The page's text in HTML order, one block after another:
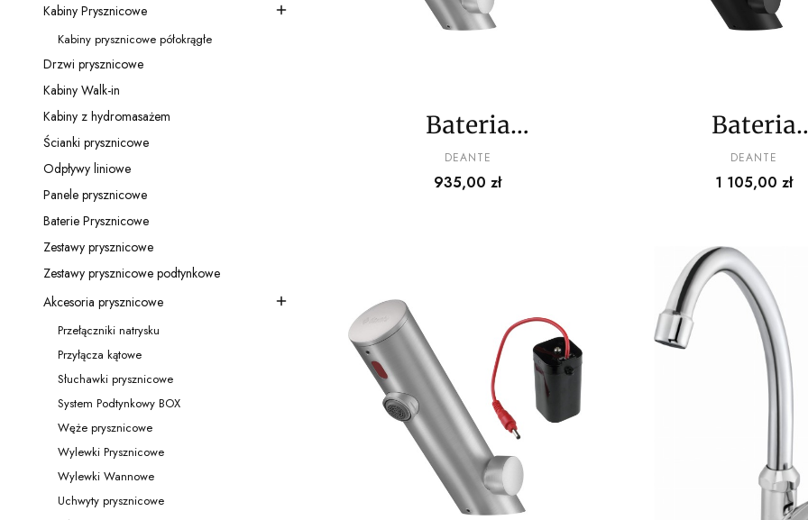
Kategoria - Kabiny Prysznicowe
Kabiny Prysznicowe
Kategoria - Kabiny prysznicowe półokrągłe
Kabiny prysznicowe półokrągłe
Kategoria - Drzwi prysznicowe
Drzwi prysznicowe
Kategoria - Kabiny Walk-in
Kabiny Walk-in
Kategoria - Kabiny z hydromasażem
Kabiny z hydromasażem
Kategoria - Ścianki prysznicowe
Ścianki prysznicowe
Kategoria - Odpływy liniowe
Odpływy liniowe
Kategoria - Panele prysznicowe
Panele prysznicowe
Kategoria - Baterie Prysznicowe
Baterie Prysznicowe
Kategoria - Zestawy prysznicowe
Zestawy prysznicowe
Kategoria - Zestawy prysznicowe podtynkowe
Zestawy prysznicowe podtynkowe
Kategoria - Akcesoria prysznicowe
Akcesoria prysznicowe
Kategoria - Przełączniki natrysku
Przełączniki natrysku
Kategoria - Przyłącza kątowe
Przyłącza kątowe
Kategoria - Słuchawki prysznicowe
Słuchawki prysznicowe
Kategoria - System Podtynkowy BOX
System Podtynkowy BOX
Kategoria - Węże prysznicowe
Węże prysznicowe
Kategoria - Wylewki Prysznicowe
Wylewki Prysznicowe
Kategoria - Wylewki Wannowe
Wylewki Wannowe
Kategoria - Uchwyty prysznicowe
Uchwyty prysznicowe
Bateria
umywalkowa
bezdotykowa z
PRODUCENT
DEANTE
Cena
935,00 zł
Bateria
230/6V
PRODUCENT
DEANTE
Cena
1 105,00 zł